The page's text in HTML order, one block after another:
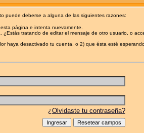
puede deberse a alguna de las siguientes razones:
página e intenta nuevamente.
tratando de editar el mensaje de otro usuario, o
haya desactivado tu cuenta, o 2) que ésta esté
¿Olvidaste tu contraseña?